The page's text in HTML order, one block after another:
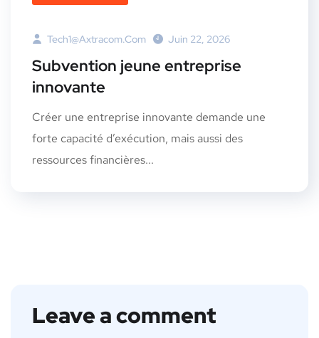
Tech1@axtracom.com Juin 22, 2026
Subvention jeune entreprise
innovante
Créer une entreprise innovante demande une
forte capacité d’exécution, mais aussi des
ressources financières...
Leave a comment